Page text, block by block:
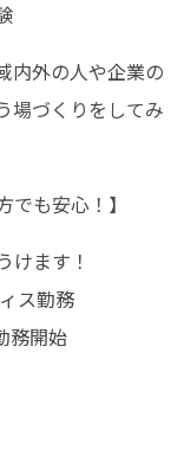
内外の人や企業の
場づくりをしてみ
でも安心！】
けます！
ス勤務
務開始